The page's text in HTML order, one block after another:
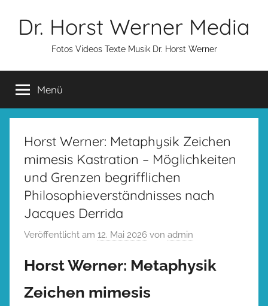
InhaltDr. Horst Werner Media
Fotos Videos Texte Musik Dr. Horst Werner
Menü
Horst Werner: Metaphysik Zeichen
mimesis Kastration – Möglichkeiten
und Grenzen begrifflichen
Philosophieverständnisses nach
Jacques Derrida
Veröffentlicht am 12. Mai 2026 von admin
Horst Werner: Metaphysik
Zeichen mimesis